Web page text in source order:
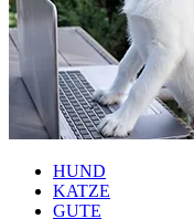
HUND
KATZE
GUTE